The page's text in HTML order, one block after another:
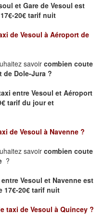
et Gare de Vesoul est
20€ tarif nuit
de Vesoul à Aéroport de
savoir combien coute
de Dole-Jura ?
entre Vesoul et Aéroport
tarif du jour et
de Vesoul à Navenne ?
savoir combien coute
?
Vesoul et Navenne est
17€-20€ tarif nuit
taxi de Vesoul à Quincey ?